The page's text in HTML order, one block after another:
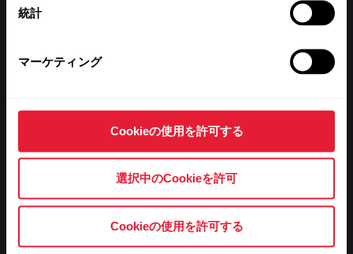
統計
マーケティング
Cookieの使用を許可する
選択中のCookieを許可
Cookieの使用を許可する
最初から最後まで、プロセス全体にわたってPolarチ
1